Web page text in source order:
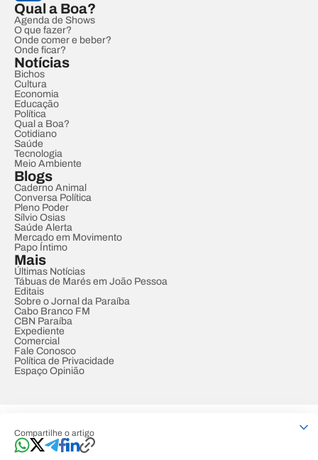
Compartilhe o artigo
Qual a Boa?
Agenda de Shows
O que fazer?
Onde comer e beber?
Onde ficar?
Notícias
Bichos
Cultura
Economia
Educação
Política
Qual a Boa?
Cotidiano
Saúde
Tecnologia
Meio Ambiente
Blogs
Caderno Animal
Conversa Política
Pleno Poder
Sílvio Osias
Saúde Alerta
Mercado em Movimento
Papo Íntimo
Mais
Últimas Notícias
Tábuas de Marés em João Pessoa
Editais
Sobre o Jornal da Paraíba
Cabo Branco FM
CBN Paraíba
Expediente
Comercial
Fale Conosco
Política de Privacidade
Espaço Opinião
Developed by Designed by